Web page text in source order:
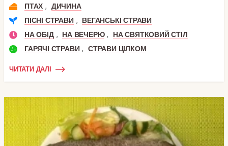
ПТАХ ,
ДИЧИНА
ПІСНІ СТРАВИ ,
ВЕГАНСЬКІ СТРАВИ
НА ОБІД , НА ВЕЧЕРЮ ,
НА СВЯТКОВИЙ СТІЛ
ГАРЯЧІ СТРАВИ , СТРАВИ ЦІЛКОМ
ЧИТАТИ ДАЛІ